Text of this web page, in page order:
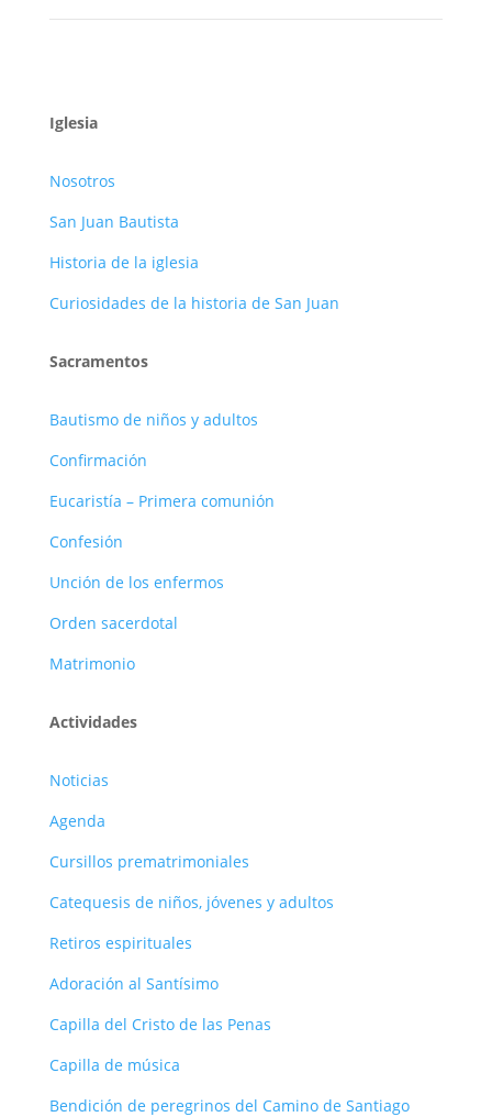
Iglesia
Nosotros
San Juan Bautista
Historia de la iglesia
Curiosidades de la historia de San Juan
Sacramentos
Bautismo de niños y adultos
Confirmación
Eucaristía – Primera comunión
Confesión
Unción de los enfermos
Orden sacerdotal
Matrimonio
Actividades
Noticias
Agenda
Cursillos prematrimoniales
Catequesis de niños, jóvenes y adultos
Retiros espirituales
Adoración al Santísimo
Capilla del Cristo de las Penas
Capilla de música
Bendición de peregrinos del Camino de Santiago